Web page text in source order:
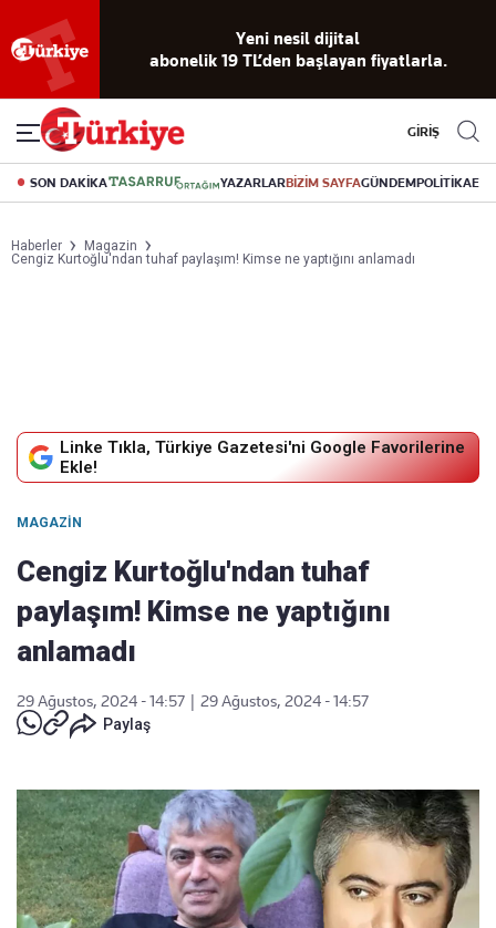
Yeni nesil dijital
abonelik 19 TL’den başlayan fiyatlarla.
GİRİŞ
SON DAKİKA YAZARLARBİZİM SAYFAGÜNDEMPOLİTİKA
Haberler
Magazin
Cengiz Kurtoğlu'ndan tuhaf paylaşım! Kimse ne yaptığını anlamadı
Linke Tıkla, Türkiye Gazetesi'ni Google Favorilerine
Ekle!
MAGAZIN
Cengiz Kurtoğlu'ndan tuhaf
paylaşım! Kimse ne yaptığını
anlamadı
29 Ağustos, 2024 - 14:57
29 Ağustos, 2024 - 14:57
Paylaş